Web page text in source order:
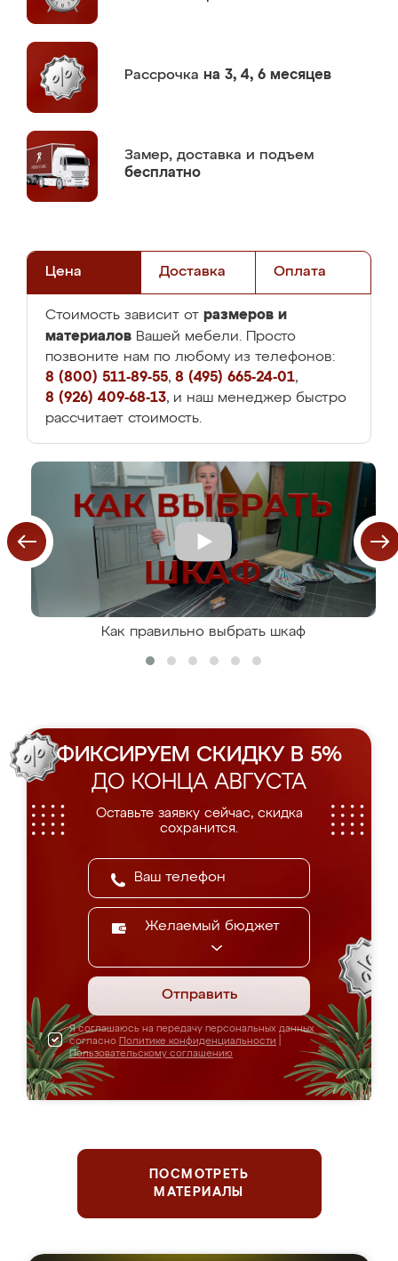
Рассрочка на 3, 4, 6 месяцев
Замер, доставка и подъем
бесплатно
Цена Доставка Оплата
Стоимость зависит от размеров и
материалов Вашей мебели. Просто
позвоните нам по любому из телефонов:
8 (800) 511-89-55, 8 (495) 665-24-01,
8 (926) 409-68-13, и наш менеджер быстро
рассчитает стоимость.
Как правильно выбрать шкаф
ФИКСИРУЕМ СКИДКУ В 5%
ДО КОНЦА АВГУСТА
Оставьте заявку сейчас, скидка
сохранится.
Желаемый бюджет
Отправить
Я соглашаюсь на передачу персональных данных
согласно Политике конфиденциальности
Пользовательскому соглашению
ПОСМОТРЕТЬ
МАТЕРИАЛЫ